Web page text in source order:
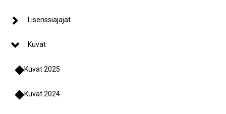
Lisenssiajajat
Kuvat
Kuvat 2025
Kuvat 2024